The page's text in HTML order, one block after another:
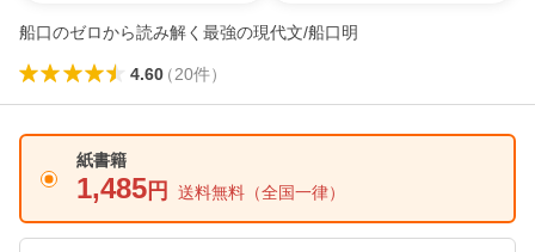
船口のゼロから読み解く最強の現代文/船口明
4.60（20件）
紙書籍
1,485 円 送料無料 （全国一律）